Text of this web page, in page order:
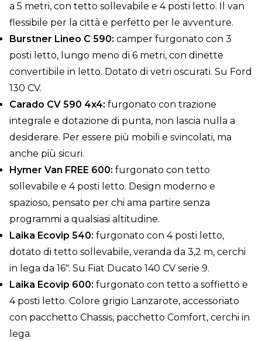
a 5 metri, con tetto sollevabile e 4 posti letto. Il van
flessibile per la città e perfetto per le avventure.
Burstner Lineo C 590: camper furgonato con 3
posti letto, lungo meno di 6 metri, con dinette
convertibile in letto. Dotato di vetri oscurati. Su Ford
130 CV.
Carado CV 590 4x4: furgonato con trazione
integrale e dotazione di punta, non lascia nulla a
desiderare. Per essere più mobili e svincolati, ma
anche più sicuri.
Hymer Van FREE 600: furgonato con tetto
sollevabile e 4 posti letto. Design moderno e
spazioso, pensato per chi ama partire senza
programmi a qualsiasi altitudine.
Laika Ecovip 540: furgonato con 4 posti letto,
dotato di tetto sollevabile, veranda da 3,2 m, cerchi
in lega da 16". Su Fiat Ducato 140 CV serie 9.
Laika Ecovip 600: furgonato con tetto a soffietto e
4 posti letto. Colore grigio Lanzarote, accessoriato
con pacchetto Chassis, pacchetto Comfort, cerchi in
lega.